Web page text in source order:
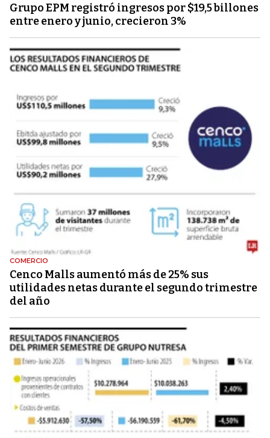
Grupo EPM registró ingresos por $19,5 billones
entre enero y junio, crecieron 3%
COMERCIO
Cenco Malls aumentó más de 25% sus
utilidades netas durante el segundo trimestre
del año